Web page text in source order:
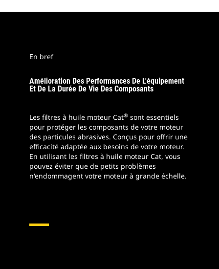
En bref
Amélioration Des Performances De L'équipement
Et De La Durée De Vie Des Composants
Les filtres à huile moteur Cat® sont essentiels
pour protéger les composants de votre moteur
des particules abrasives. Conçus pour offrir une
efficacité adaptée aux besoins de votre moteur.
En utilisant les filtres à huile moteur Cat, vous
pouvez éviter que de petits problèmes
n'endommagent votre moteur à grande échelle.